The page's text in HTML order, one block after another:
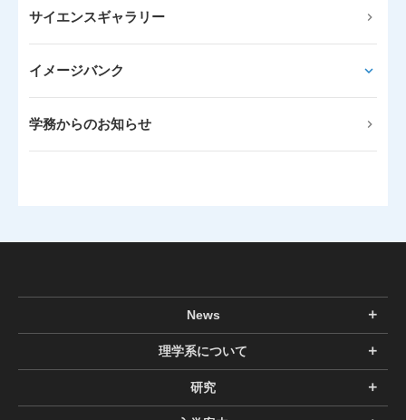
サイエンスギャラリー
イメージバンク
学務からのお知らせ
News
理学系について
研究